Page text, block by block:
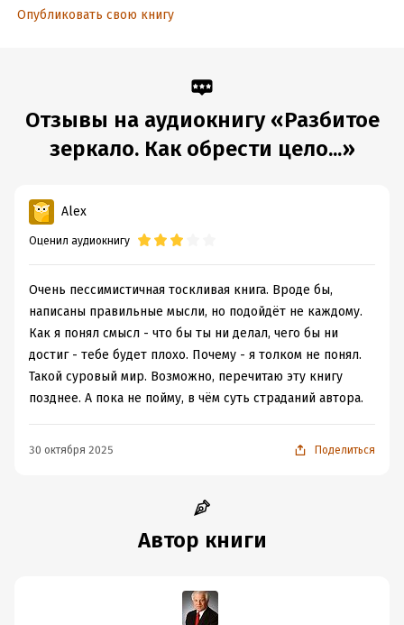
Опубликовать свою книгу
Отзывы на аудиокнигу «Разбитое
зеркало. Как обрести цело...»
Alex
Оценил аудиокнигу
Очень пессимистичная тоскливая книга. Вроде бы,
написаны правильные мысли, но подойдёт не каждому.
Как я понял смысл - что бы ты ни делал, чего бы ни
достиг - тебе будет плохо. Почему - я толком не понял.
Такой суровый мир. Возможно, перечитаю эту книгу
позднее. А пока не пойму, в чём суть страданий автора.
30 октября 2025 Поделиться
Автор книги